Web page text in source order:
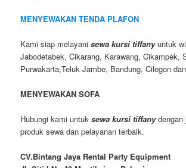
MENYEWAKAN TENDA PLAFON
Kami siap melayanisewa kursi tiffanyuntuk
Jabodetabek, Cikarang, Karawang, Cikampek,
Purwakarta,Teluk Jambe, Bandung, Cilegon
MENYEWAKAN SOFA
Hubungi kami untuk sewa kursi tiffany dengan
produk sewa dan pelayanan terbaik.
CV.Bintang Jaya Rental Party Equipment